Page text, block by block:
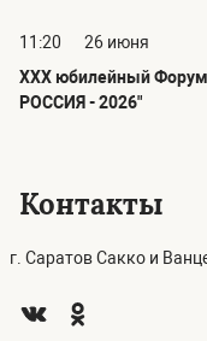
11:20
26 июня
ХХХ юбилейный Форум
РОССИЯ - 2026"
Контакты
г. Саратов Сакко и